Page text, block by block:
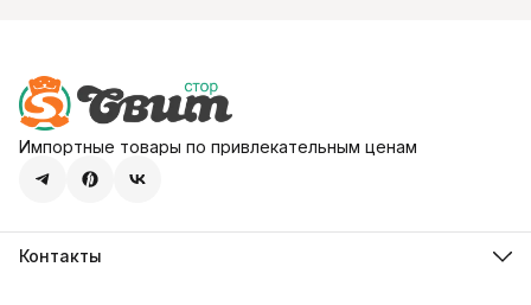
Импортные товары по привлекательным ценам
Контакты